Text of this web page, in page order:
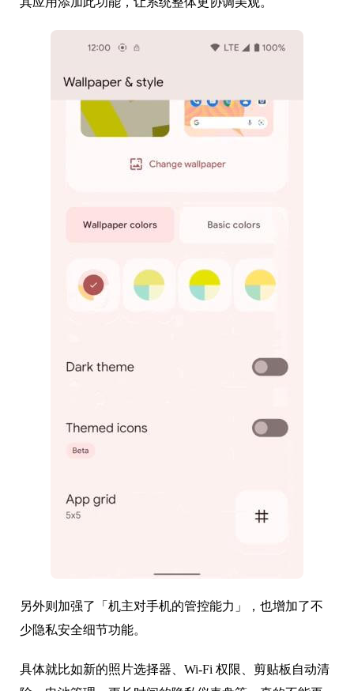
另外则加强了「机主对手机的管控能力」，也增加了不
少隐私安全细节功能。
具体就比如新的照片选择器、Wi-Fi 权限、剪贴板自动清